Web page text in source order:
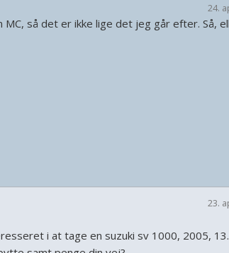
24.
MC, så det er ikke lige det jeg går efter. Så,
23.
i at tage en suzuki sv 1000, 2005,